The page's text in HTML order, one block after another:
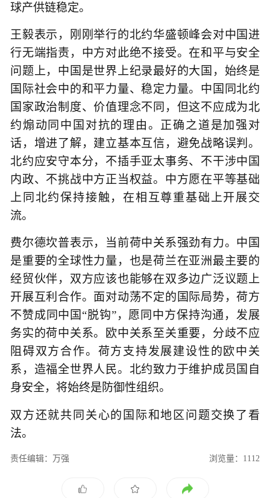
球产供链稳定。
王毅表示，刚刚举行的北约华盛顿峰会对中国进
行无端指责，中方对此绝不接受。在和平与安全
问题上，中国是世界上纪录最好的大国，始终是
国际社会中的和平力量、稳定力量。中国同北约
国家政治制度、价值理念不同，但这不应成为北
约煽动同中国对抗的理由。正确之道是加强对
话，增进了解，建立基本互信，避免战略误判。
北约应安守本分，不插手亚太事务、不干涉中国
内政、不挑战中方正当权益。中方愿在平等基础
上同北约保持接触，在相互尊重基础上开展交
流。
费尔德坎普表示，当前荷中关系强劲有力。中国
是重要的全球性力量，也是荷兰在亚洲最主要的
经贸伙伴，双方应该也能够在双多边广泛议题上
开展互利合作。面对动荡不定的国际局势，荷方
不赞成同中国“脱钩”，愿同中方保持沟通，发展
务实的荷中关系。欧中关系至关重要，分歧不应
阻碍双方合作。荷方支持发展建设性的欧中关
系，造福全世界人民。北约致力于维护成员国自
身安全，将始终是防御性组织。
双方还就共同关心的国际和地区问题交换了看
法。
责任编辑：万强 浏览量：1112